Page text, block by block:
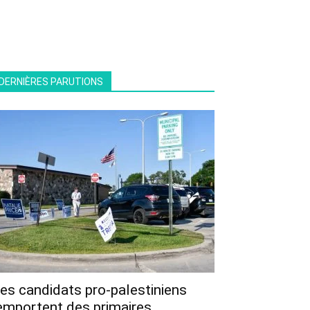
PARUTIONS
candidats pro-palestiniens